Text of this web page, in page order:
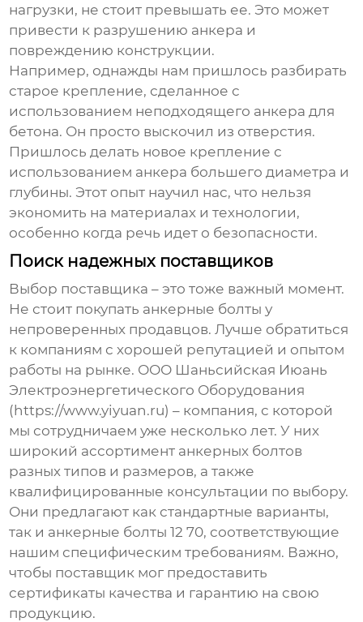
нагрузки, не стоит превышать ее. Это может
привести к разрушению анкера и
повреждению конструкции.
Например, однажды нам пришлось разбирать
старое крепление, сделанное с
использованием неподходящего анкера для
бетона. Он просто выскочил из отверстия.
Пришлось делать новое крепление с
использованием анкера большего диаметра и
глубины. Этот опыт научил нас, что нельзя
экономить на материалах и технологии,
особенно когда речь идет о безопасности.
Поиск надежных поставщиков
Выбор поставщика – это тоже важный момент.
Не стоит покупать анкерные болты у
непроверенных продавцов. Лучше обратиться
к компаниям с хорошей репутацией и опытом
работы на рынке. ООО Шаньсийская Июань
Электроэнергетического Оборудования
(https://www.yiyuan.ru) – компания, с которой
мы сотрудничаем уже несколько лет. У них
широкий ассортимент анкерных болтов
разных типов и размеров, а также
квалифицированные консультации по выбору.
Они предлагают как стандартные варианты,
так и анкерные болты 12 70, соответствующие
нашим специфическим требованиям. Важно,
чтобы поставщик мог предоставить
сертификаты качества и гарантию на свою
продукцию.